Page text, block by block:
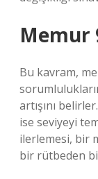
Memur
Bu kavram,
artışını
ise seviyeyi
ilerlemesi, bir
bir rütbeden